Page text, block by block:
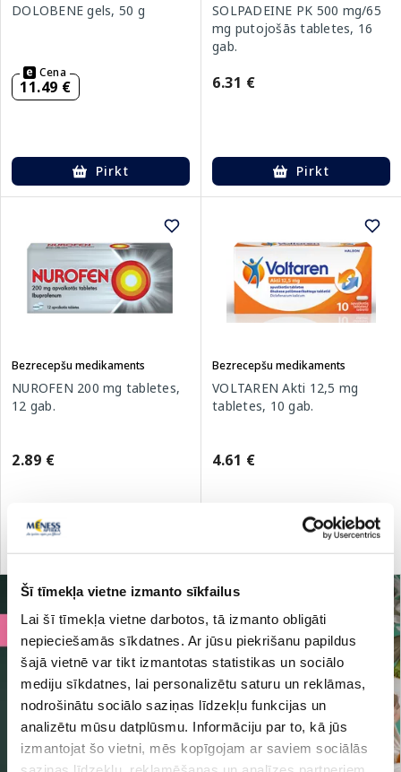
Šī tīmekļa vietne izmanto sīkfailus
Lai šī tīmekļa vietne darbotos, tā izmanto obligāti
nepieciešamās sīkdatnes. Ar jūsu piekrišanu papildus
šajā vietnē var tikt izmantotas statistikas un sociālo
mediju sīkdatnes, lai personalizētu saturu un reklāmas,
nodrošinātu sociālo saziņas līdzekļu funkcijas un
analizētu mūsu datplūsmu. Informāciju par to, kā jūs
izmantojat šo vietni, mēs kopīgojam ar saviem sociālās
DOLOBENE gels, 50 g
Cena
11.49 €
Pirkt
SOLPADEINE PK 500 mg/65
mg putojošās tabletes, 16
gab.
6.31 €
Pirkt
Bezrecepšu medikaments
NUROFEN 200 mg tabletes,
12 gab.
2.89 €
Bezrecepšu medikaments
VOLTAREN Akti 12,5 mg
tabletes, 10 gab.
4.61 €